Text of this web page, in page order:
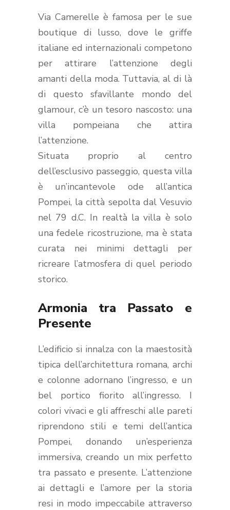
Via Camerelle è famosa per le sue
boutique di lusso, dove le griffe
italiane ed internazionali competono
per attirare l’attenzione degli
amanti della moda. Tuttavia, al di là
di questo sfavillante mondo del
glamour, c’è un tesoro nascosto: una
villa pompeiana che attira
l’attenzione.
Situata proprio al centro
dell’esclusivo passeggio, questa villa
è un’incantevole ode all’antica
Pompei, la città sepolta dal Vesuvio
nel 79 d.C. In realtà la villa è solo
una fedele ricostruzione, ma è stata
curata nei minimi dettagli per
ricreare l’atmosfera di quel periodo
storico.
Armonia tra Passato e
Presente
L’edificio si innalza con la maestosità
tipica dell’architettura romana, archi
e colonne adornano l’ingresso, e un
bel portico fiorito all’ingresso. I
colori vivaci e gli affreschi alle pareti
riprendono stili e temi dell’antica
Pompei, donando un’esperienza
immersiva, creando un mix perfetto
tra passato e presente. L’attenzione
ai dettagli e l’amore per la storia
resi in modo impeccabile attraverso